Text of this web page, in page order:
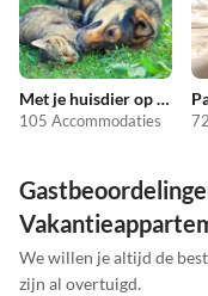
Met je huisdier op vakantie
105 Accommodaties
We willen je altijd de
zijn al overtuigd.